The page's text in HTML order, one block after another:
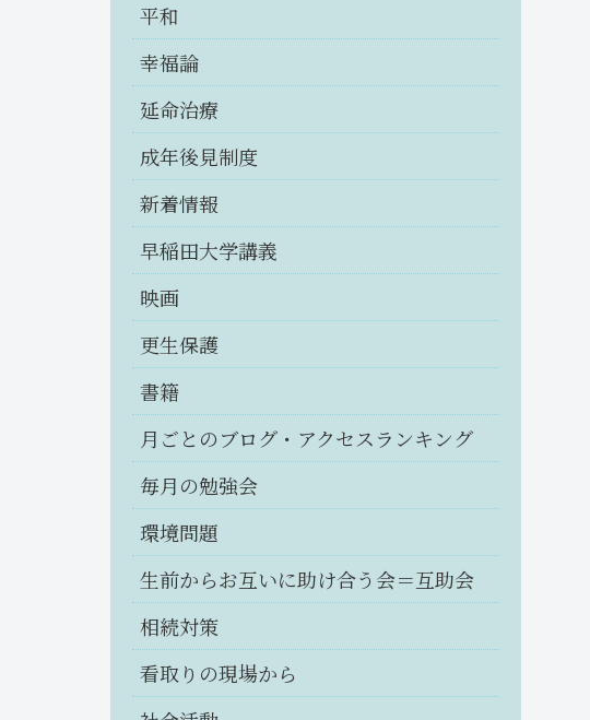
平和
幸福論
延命治療
成年後見制度
新着情報
早稲田大学講義
映画
更生保護
書籍
月ごとのブログ・アクセスランキング
毎月の勉強会
環境問題
生前からお互いに助け合う会＝互助会
相続対策
看取りの現場から